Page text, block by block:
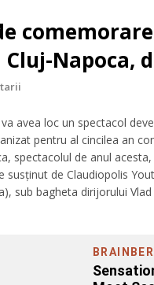
Napoca,
avea loc un spectacol
pentru al cincilea an
spectacolul de anul
susținut de Claudiopolis
sub bagheta dirijorului